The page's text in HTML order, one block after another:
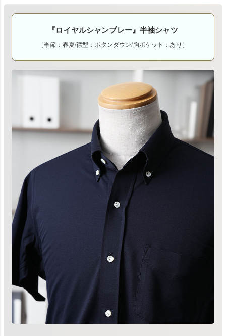
『ロイヤルシャンブレー』半袖シャツ
［季節：春夏/襟型：ボタンダウン/胸ポケット：あり］